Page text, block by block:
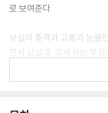
로 보여준다.
상실이 충격과 고통과 눈물
면서 상실 후 겪게 되는 부
단계적인 심리와 복잡한 감
또한 암이나 심장마비, 뇌